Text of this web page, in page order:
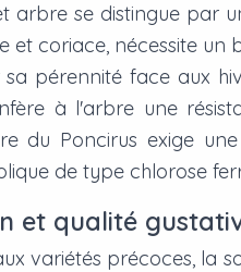
arbre se distingue par
et coriace, nécessite un
pérennité face aux
à l'arbre une
du Poncirus exige
de type chlorose
et qualité
variétés précoces, la